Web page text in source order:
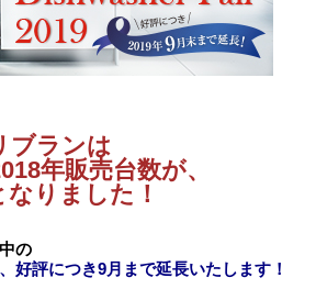
ブランは
年販売台数が、
りました！
の
好評につき9月まで延長いたします！